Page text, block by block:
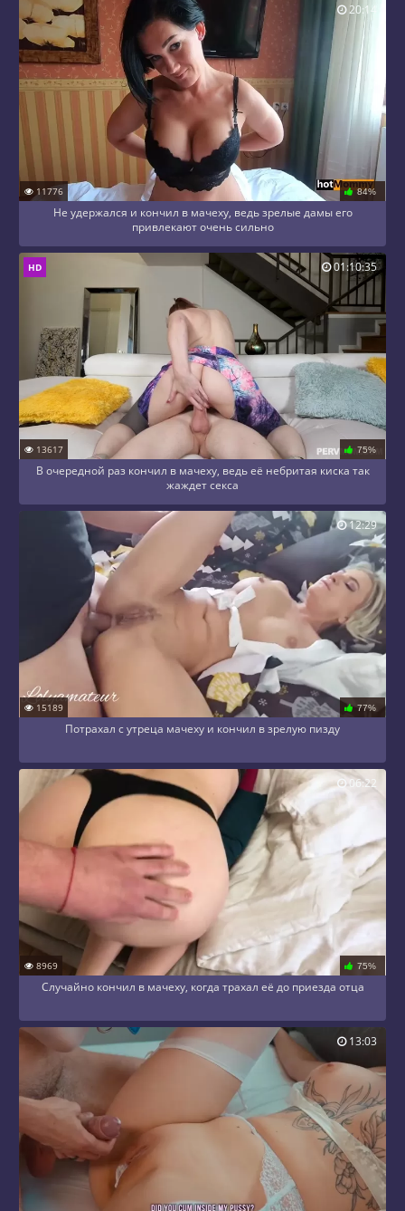
11776 84%
Не удержался и кончил в мачеху, ведь зрелые дамы его
привлекают очень сильно
20:14
13617 75%
В очередной раз кончил в мачеху, ведь её небритая киска так
жаждет секса
HD 01:10:35
15189 77%
Потрахал с утреца мачеху и кончил в зрелую пизду
12:29
8969 75%
Случайно кончил в мачеху, когда трахал её до приезда отца
06:22
13:03